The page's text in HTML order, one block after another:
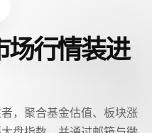
场行情装进
，聚合基金估值、板块涨